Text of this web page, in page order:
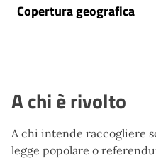
Copertura geografica
A chi è rivolto
A chi intende raccogliere
legge popolare o